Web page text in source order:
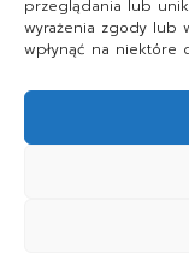
przeglądania lub
wyrażenia zgody lub
wpłynąć na niektóre